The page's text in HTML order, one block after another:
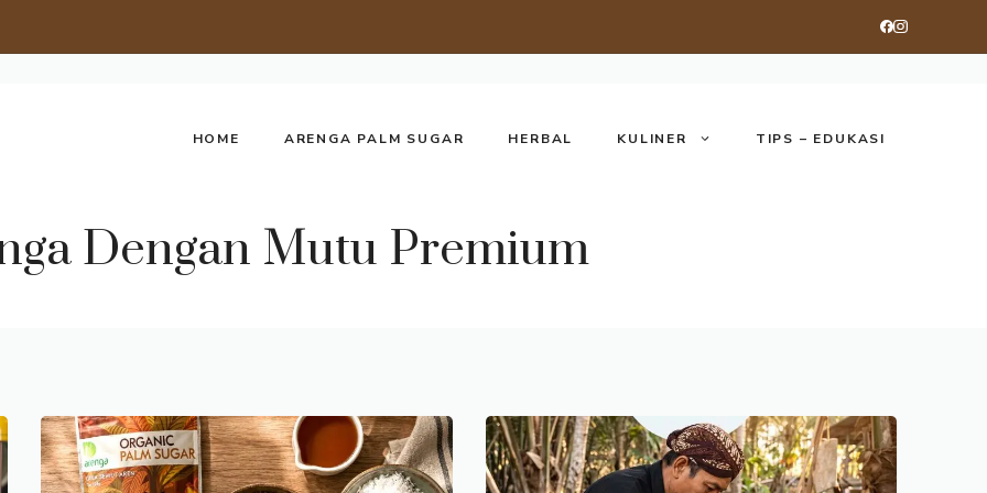
HOME ARENGA PALM SUGAR HERBAL KULINER TIPS – EDUKASI
Dengan Mutu Premium